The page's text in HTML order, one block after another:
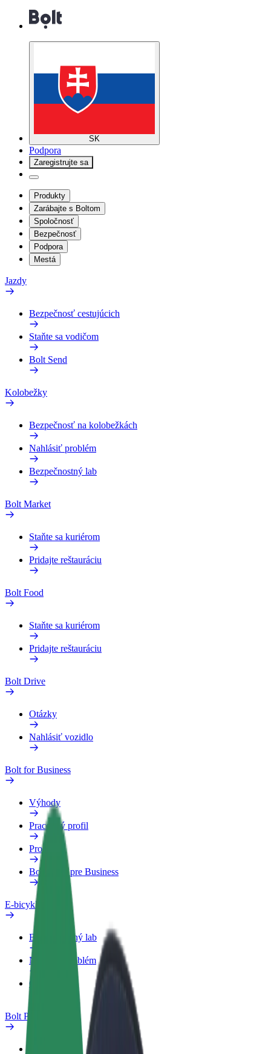
SK
Podpora
Zaregistrujte sa
Produkty
Zarábajte s Boltom
Spoločnosť
Bezpečnosť
Podpora
Mestá
Jazdy
Bezpečnosť cestujúcich
Staňte sa vodičom
Bolt Send
Kolobežky
Bezpečnosť na kolobežkách
Nahlásiť problém
Bezpečnostný lab
Bolt Market
Staňte sa kuriérom
Pridajte reštauráciu
Bolt Food
Staňte sa kuriérom
Pridajte reštauráciu
Bolt Drive
Otázky
Nahlásiť vozidlo
Bolt for Business
Výhody
Pracovný profil
Produkty
Bolt Food pre Business
E-bicykle
Bezpečnostný lab
Nahlásiť problém
Otázky
Bolt Plus